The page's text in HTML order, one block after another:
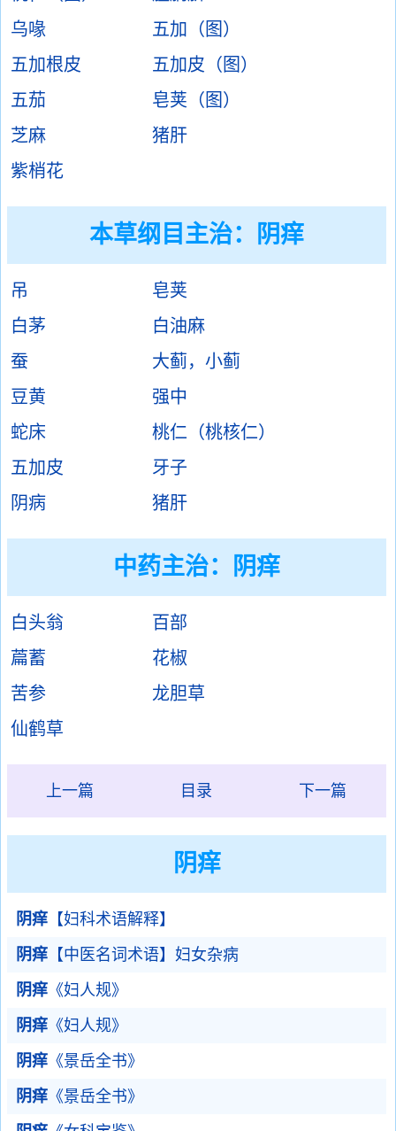
乌喙
五加（图）
五加根皮
五加皮（图）
五茄
皂荚（图）
芝麻
猪肝
紫梢花
本草纲目主治：阴痒
吊
皂荚
白茅
白油麻
蚕
大蓟，小蓟
豆黄
强中
蛇床
桃仁（桃核仁）
五加皮
牙子
阴病
猪肝
中药主治：阴痒
白头翁
百部
萹蓄
花椒
苦参
龙胆草
仙鹤草
上一篇 目录 下一篇
阴痒
阴痒 【妇科术语解释】
阴痒 【中医名词术语】妇女杂病
阴痒 《妇人规》
阴痒 《妇人规》
阴痒 《景岳全书》
阴痒 《景岳全书》